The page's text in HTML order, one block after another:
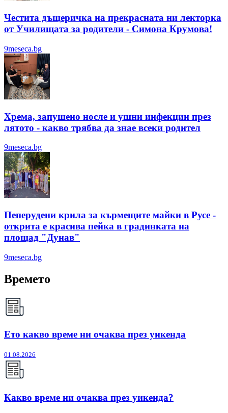
Честита дъщеричка на прекрасната ни лекторка
от Училищата за родители - Симона Крумова!
9meseca.bg
Хрема, запушено носле и ушни инфекции през
лятотo - какво трябва да знае всеки родител
9meseca.bg
Пеперудени крила за кърмещите майки в Русе -
открита е красива пейка в градинката на
площад "Дунав"
9meseca.bg
Времето
Ето какво време ни очаква през уикенда
01.08.2026
Какво време ни очаква през уикенда?